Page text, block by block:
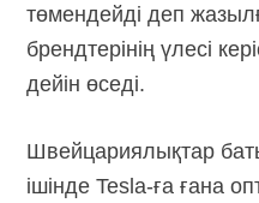
төмендейді деп
брендтерінің үлесі
дейін өседі.
Швейцариялықтар
ішіндеTesla-ға ғана